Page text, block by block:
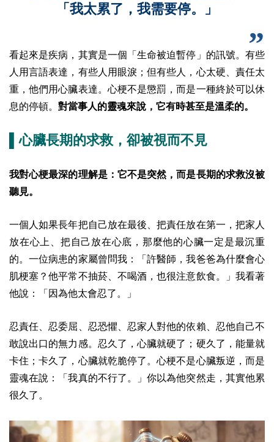
「我太累了，我需要停。」
看起來是疾病，其實是一個「生命被迫暫停」的訊號。有些
人用言語表達，有些人用眼淚；但有些人，心太硬、責任太
重，他們用心臟表達。心梗不是懲罰，而是一種終於可以休
息的停頓。 對當事人的靈魂來說，它有時甚至是溫柔的。
▌心臟長期的求救，卻被視而不見
我對心梗最深的理解是：它不是突然，而是長期的求救沒被
聽見。
一個人如果長年把自己放在最後、把責任放在第一，把家人
放在心上、把自己放在心底，那麼他的心臟一定是最沉重
的。一位病患的家屬曾問我：「許醫師，我爸爸為什麼會心
肌梗塞？他平常不抽菸、不喝酒，也很注意飲食。」我看著
他說：「因為他太會忍了。」
忍責任、忍委屈、忍恐懼、忍家人對他的依賴、忍他自己不
敢說出口的無力感。忍久了，心臟就硬了；硬久了，能量就
卡住；卡久了，心臟就乾脆停了。心梗不是心臟叛逆，而是
靈魂在說：「我真的不行了。」你以為他突然走，其實他累
很久了。